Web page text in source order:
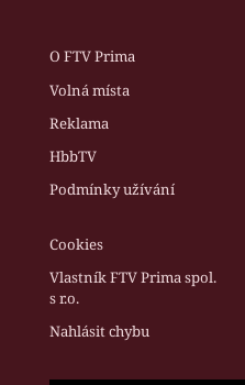
O FTV Prima
Volná místa
Reklama
HbbTV
Podmínky užívání
Cookies
Vlastník FTV Prima spol.
s r.o.
Nahlásit chybu